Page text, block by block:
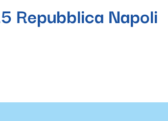
Repubblica Napoli